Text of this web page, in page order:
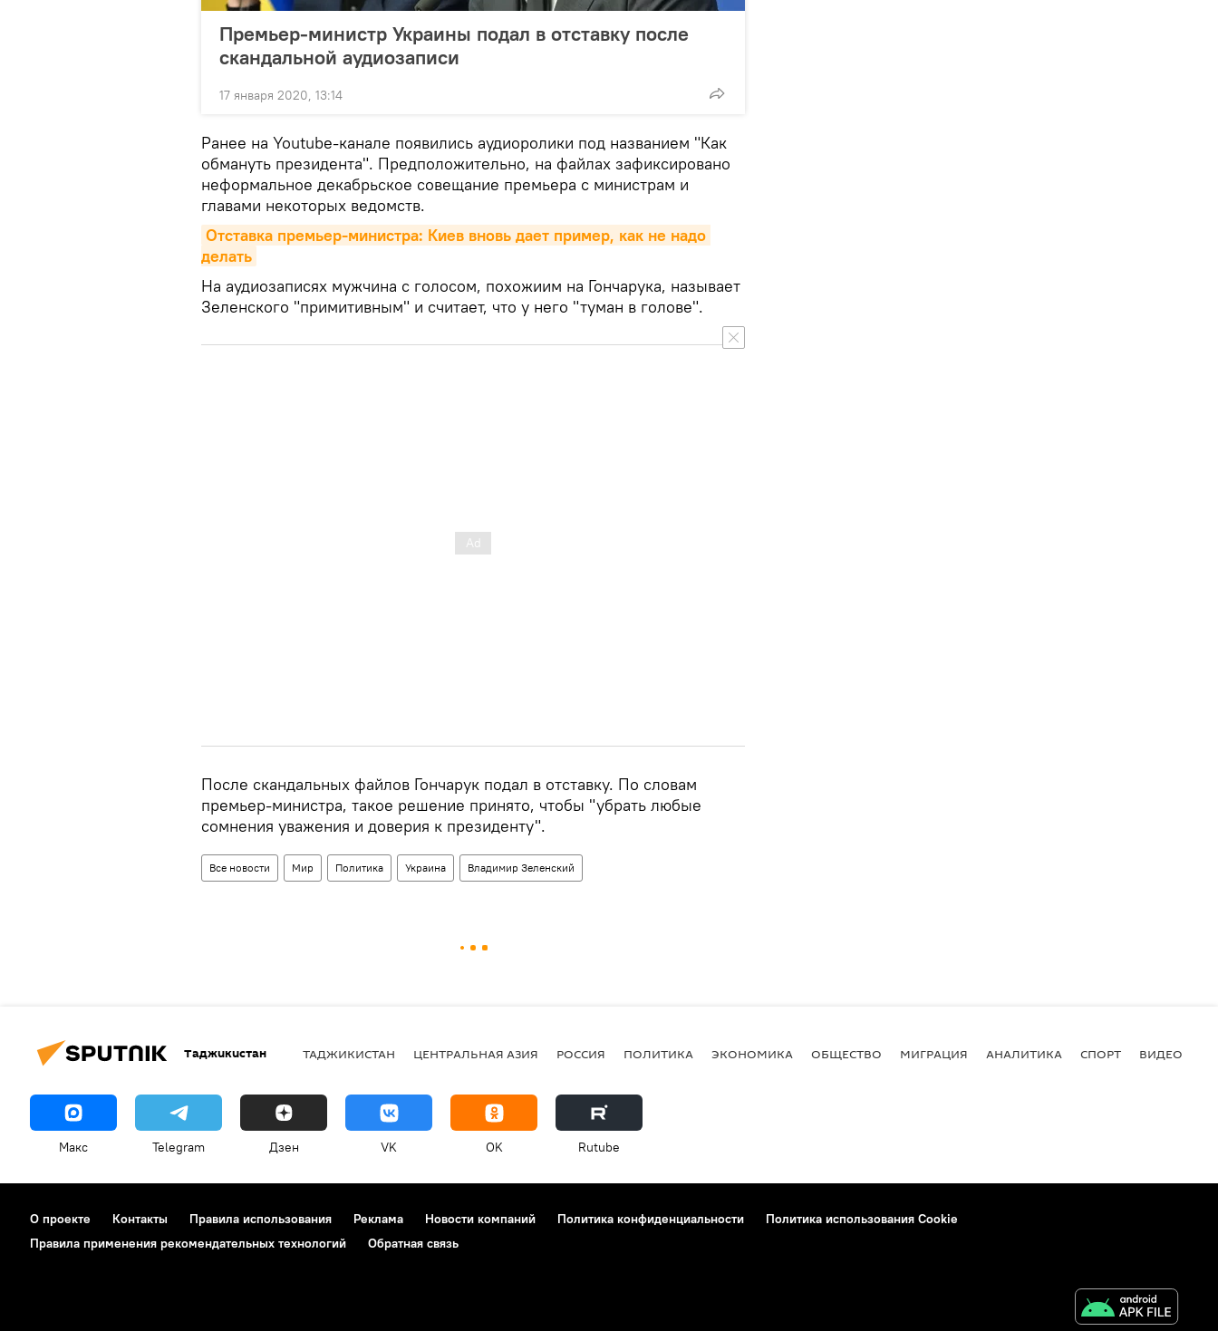
Премьер-министр Украины подал в отставку после
скандальной аудиозаписи
17 января 2020, 13:14
Ранее на Youtube-канале появились аудиоролики под названием "Как
обмануть президента". Предположительно, на файлах зафиксировано
неформальное декабрьское совещание премьера с министрам и
главами некоторых ведомств.
Отставка премьер-министра: Киев вновь дает пример, как не надо
делать
На аудиозаписях мужчина с голосом, похожиим на Гончарука, называет
Зеленского "примитивным" и считает, что у него "туман в голове".
После скандальных файлов Гончарук подал в отставку. По словам
премьер-министра, такое решение принято, чтобы "убрать любые
сомнения уважения и доверия к президенту".
Все новости Мир Политика Украина Владимир Зеленский
Таджикистан ТАДЖИКИСТАН ЦЕНТРАЛЬНАЯ АЗИЯ РОССИЯ ПОЛИТИКА ЭКОНОМИКА ОБЩЕСТВО МИГРАЦИЯ АНАЛИТИКА СПОРТ ВИДЕО
Макс Telegram Дзен VK OK Rutube
О проекте Контакты Правила использования Реклама Новости компаний Политика конфиденциальности
Политика использования Cookie
Правила применения рекомендательных технологий
Обратная связь